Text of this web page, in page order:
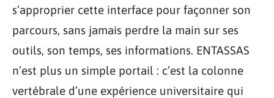
s’approprier cette interface pour façonner son
parcours, sans jamais perdre la main sur ses
outils, son temps, ses informations. ENTASSAS
n’est plus un simple portail : c’est la colonne
vertébrale d’une expérience universitaire qui